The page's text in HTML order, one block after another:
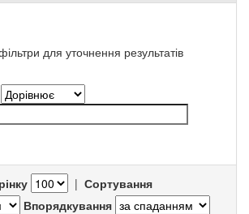
для уточнення результатів
| Сортування
Впорядкування